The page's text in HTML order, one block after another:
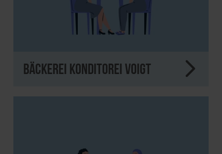
Bäckerei Konditorei Voigt